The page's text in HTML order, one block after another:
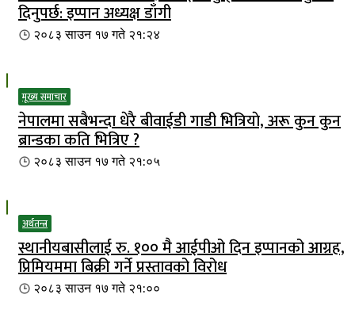
दिनुपर्छ: इप्पान अध्यक्ष डाँगी
२०८३ साउन १७ गते २१:२४
मूख्य समाचार
नेपालमा सबैभन्दा धेरै बीवाईडी गाडी भित्रियाे, अरू कुन कुन
ब्रान्डका कति भित्रिए ?
२०८३ साउन १७ गते २१:०५
अर्थतन्त्र
स्थानीयबासीलाई रु. १०० मै आईपीओ दिन इप्पानको आग्रह,
प्रिमियममा बिक्री गर्ने प्रस्तावको विरोध
२०८३ साउन १७ गते २१:००